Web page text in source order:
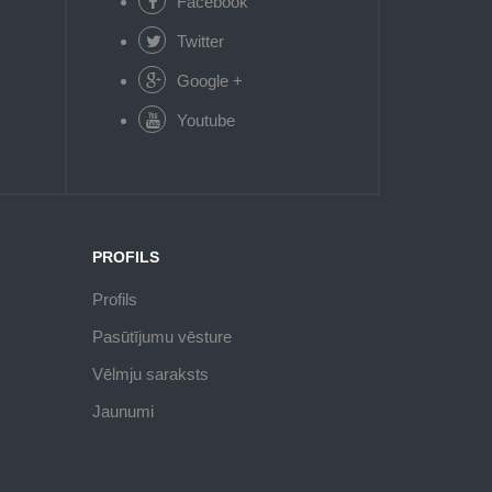
Twitter
Google +
Youtube
PROFILS
Profils
Pasūtījumu vēsture
Vēlmju saraksts
Jaunumi